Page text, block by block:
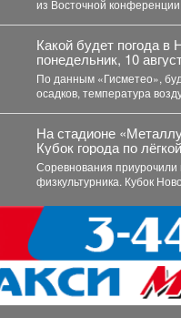
из Восточной
Какой будет погода в
понедельник, 10
По данным «Гисметео», будет облачно, без
На стадионе
Кубок города по
Соревнования приурочили
физкультурника. Кубок
«Шахтерское братство....